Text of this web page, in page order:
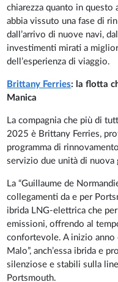
chiarezza quanto in
abbia vissuto una fase di
dall’arrivo di nuove navi,
investimenti mirati a
dell’esperienza di viaggio.
Brittany Ferries: la flotta
Manica
La compagnia che più di
2025 è Brittany Ferries,
programma di
servizio due unità di nuova
La “Guillaume de
collegamenti da e per
ibrida LNG-elettrica che
emissioni, offrendo al
confortevole. A inizio anno
Malo”, anch’essa ibrida e
silenziose e stabili sulla
Portsmouth.